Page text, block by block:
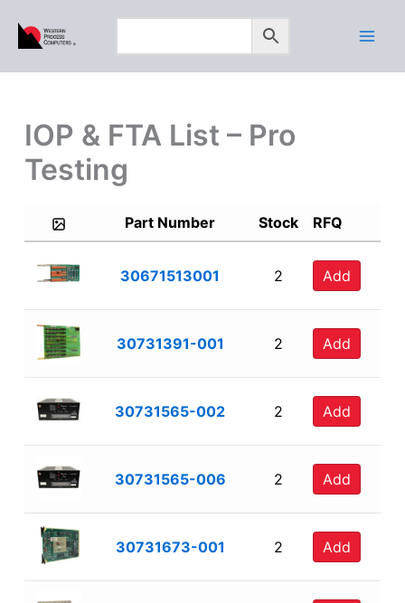
IOP & FTA List – Pro
Testing
Part Number Stock RFQ
30671513001 2 Add
30731391-001 2 Add
30731565-002 2 Add
30731565-006 2 Add
30731673-001 2 Add